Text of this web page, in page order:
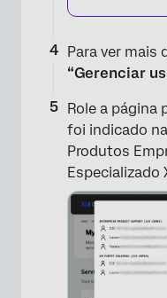
Para ver mais
“Gerenciar
Role a página
foi indicado
Produtos
Especializado